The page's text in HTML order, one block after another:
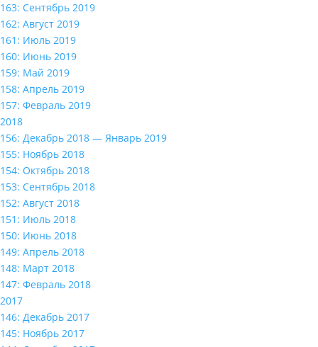
163: Сентябрь 2019
162: Август 2019
161: Июль 2019
160: Июнь 2019
159: Май 2019
158: Апрель 2019
157: Февраль 2019
2018
156: Декабрь 2018 — Январь 2019
155: Ноябрь 2018
154: Октябрь 2018
153: Сентябрь 2018
152: Август 2018
151: Июль 2018
150: Июнь 2018
149: Апрель 2018
148: Март 2018
147: Февраль 2018
2017
146: Декабрь 2017
145: Ноябрь 2017